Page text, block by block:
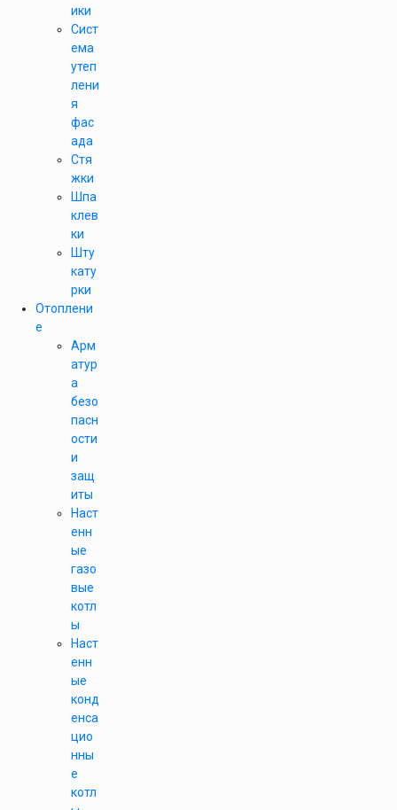
ики
Сист
ема
утеп
лени
я
фас
ада
Стя
жки
Шпа
клев
ки
Шту
кату
рки
Отоплени
е
Арм
атур
а
безо
пасн
ости
и
защ
иты
Наст
енн
ые
газо
вые
котл
ы
Наст
енн
ые
конд
енса
цио
нны
е
котл